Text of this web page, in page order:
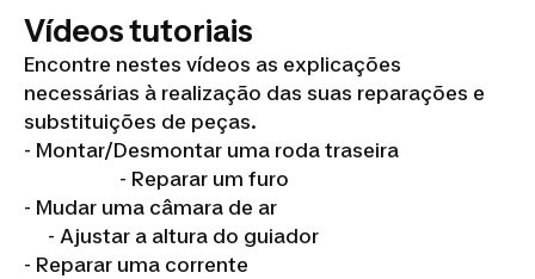
Vídeos tutoriais
Encontre nestes vídeos as explicações
necessárias à realização das suas reparações e
substituições de peças.
- Montar/Desmontar uma roda traseira
- Reparar um furo
- Mudar uma câmara de ar
- Ajustar a altura do guiador
- Reparar uma corrente